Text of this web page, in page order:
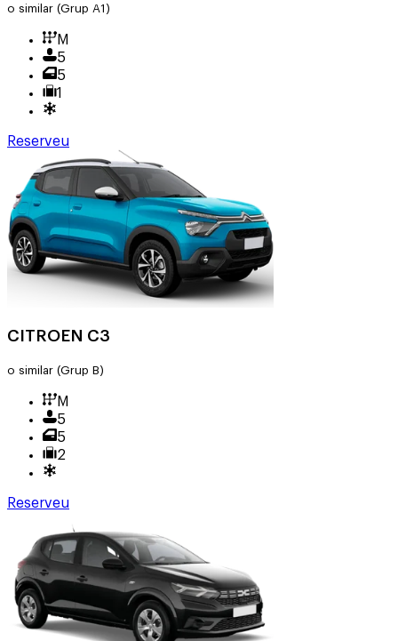
o similar (Grup A1)
M
5
5
1
Reserveu
CITROEN C3
o similar (Grup B)
M
5
5
2
Reserveu